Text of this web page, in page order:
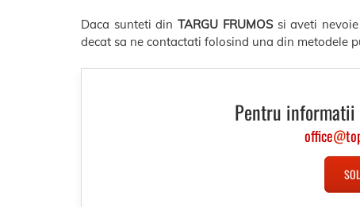
Daca sunteti dinTARGU FRUMOSsi aveti
decat sa ne contactati folosind una din metodele
Pentru
office@